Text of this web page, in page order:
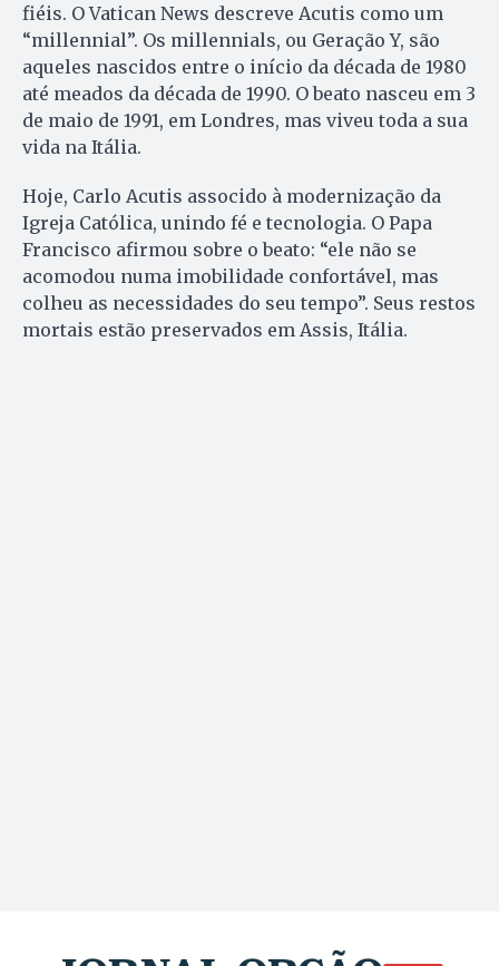
fiéis. O Vatican News descreve Acutis como um
“millennial”. Os millennials, ou Geração Y, são
aqueles nascidos entre o início da década de 1980
até meados da década de 1990. O beato nasceu em 3
de maio de 1991, em Londres, mas viveu toda a sua
vida na Itália.
Hoje, Carlo Acutis assocido à modernização da
Igreja Católica, unindo fé e tecnologia. O Papa
Francisco afirmou sobre o beato: “ele não se
acomodou numa imobilidade confortável, mas
colheu as necessidades do seu tempo”. Seus restos
mortais estão preservados em Assis, Itália.